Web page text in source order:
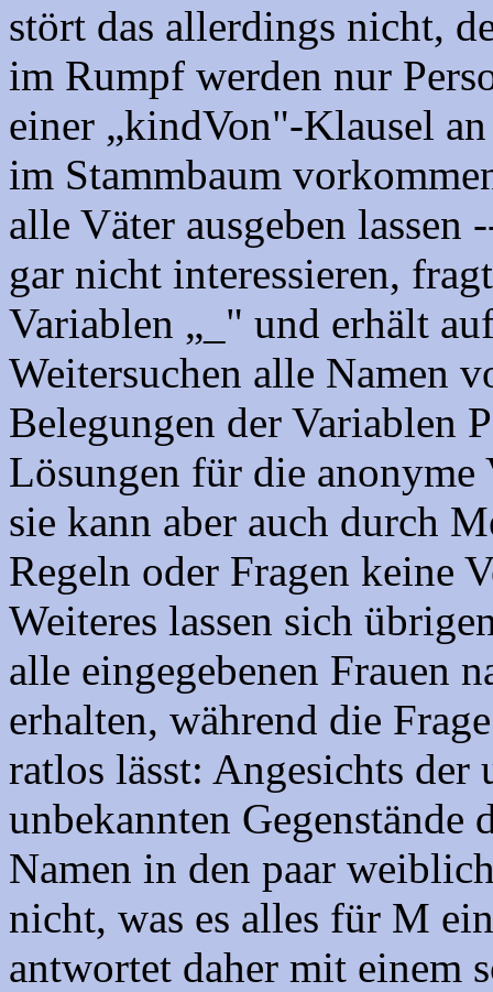
stört das allerdings nicht,
im Rumpf werden nur
einer „kindVon"-Klausel
im Stammbaum
alle Väter ausgeben
gar nicht interessieren,
Variablen „_" und erhält
Weitersuchen alle Namen
Belegungen der Variablen
Lösungen für die
sie kann aber auch durch
Regeln oder Fragen keine
Weiteres lassen sich
alle eingegebenen Frauen
erhalten, während die
ratlos lässt: Angesichts
unbekannten Gegenstände
Namen in den paar
nicht, was es alles für M
antwortet daher mit einem